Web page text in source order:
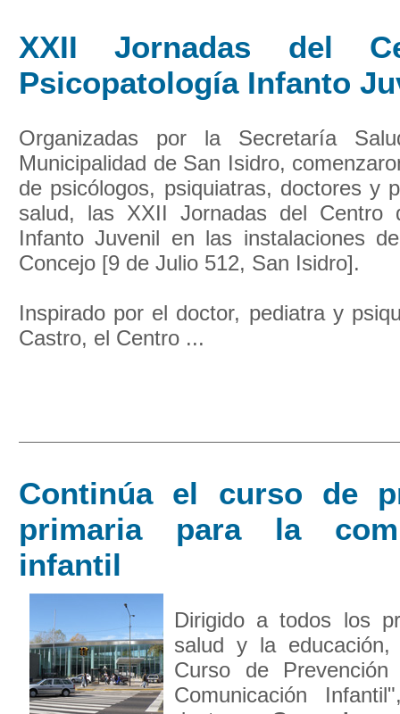
XXII Jornadas del
Psicopatología Infanto
Organizadas por la Secretaría
Municipalidad de San Isidro,
de psicólogos, psiquiatras, doctores y
salud, las XXII Jornadas del Centro
Infanto Juvenil en las instalaciones
Concejo [9 de Julio 512, San Isidro].
Inspirado por el doctor, pediatra y
Castro, el Centro ...
Continúa el curso de
primaria para la
infantil
Dirigido a todos los
salud y la
Curso de
Comunicación